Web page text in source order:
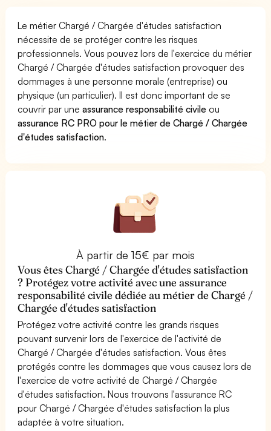
Le métier Chargé / Chargée d'études satisfaction
nécessite de se protéger contre les risques
professionnels. Vous pouvez lors de l'exercice du métier
Chargé / Chargée d'études satisfaction provoquer des
dommages à une personne morale (entreprise) ou
physique (un particulier). Il est donc important de se
couvrir par uneassurance responsabilité civile ou
assurance RC PRO pour le métier de Chargé / Chargée
d'études satisfaction.
À partir de 15€ par mois
Vous êtes Chargé / Chargée d'études satisfaction
? Protégez votre activité avec une assurance
responsabilité civile dédiée au métier de Chargé /
Chargée d'études satisfaction
Protégez votre activité contre les grands risques
pouvant survenir lors de l'exercice de l'activité de
Chargé / Chargée d'études satisfaction. Vous êtes
protégés contre les dommages que vous causez lors de
l'exercice de votre activité de Chargé / Chargée
d'études satisfaction. Nous trouvons l'assurance RC
pour Chargé / Chargée d'études satisfaction la plus
adaptée à votre situation.